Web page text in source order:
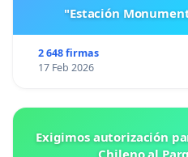
"Estación
2 648 firmas
17 Feb 2026
Exigimos autorización